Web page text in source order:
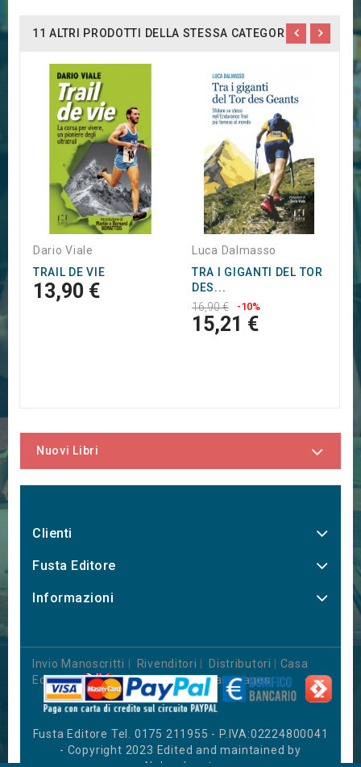
11 ALTRI PRODOTTI DELLA STESSA CATEGORIA:
Dario Viale
TRAIL DE VIE
13,90 €
Luca Dalmasso
TRA I GIGANTI DEL TOR
DES...
16,90 €
-10%
15,21 €
Nuovi Libri
Clienti
Fusta Editore
Informazioni
Invio Manoscritti Rivenditori Distributori
Casa
Editrice| Books in Foreign Languages
Fusta Editore Tel. 0175 211955 - P.IVA:02224800041
- Copyright 2023 Edited and maintained by